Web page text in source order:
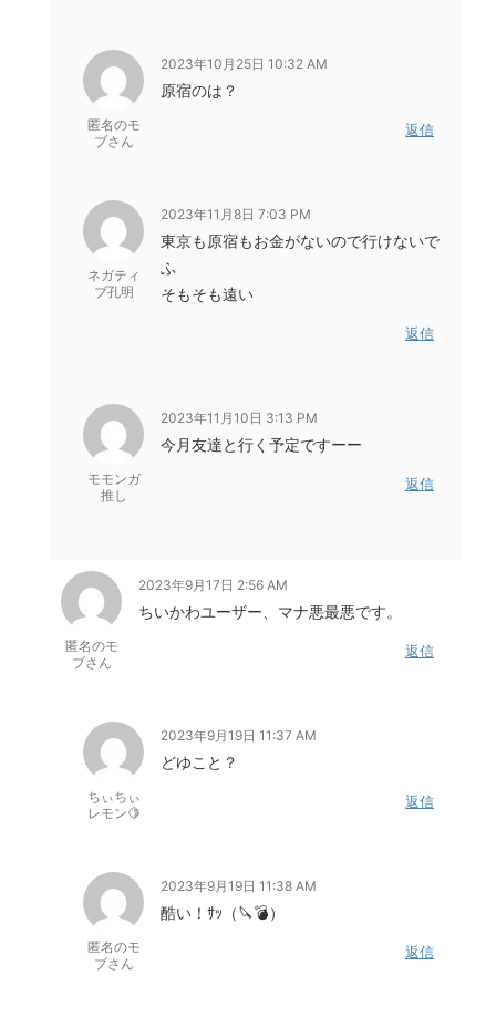
匿名のモ
ブさん
2023年10月25日 10:32 AM
原宿のは？
返信
ネガティ
ブ孔明
2023年11月8日 7:03 PM
東京も原宿もお金がないので行けないで
ふ
そもそも遠い
返信
モモンガ
推し
2023年11月10日 3:13 PM
今月友達と行く予定ですーー
返信
匿名のモ
ブさん
2023年9月17日 2:56 AM
ちいかわユーザー、マナ悪最悪です。
返信
ちぃちぃ
レモン🍋
2023年9月19日 11:37 AM
どゆこと？
返信
匿名のモ
ブさん
2023年9月19日 11:38 AM
酷い！ｻｯ（🔪💣）
返信